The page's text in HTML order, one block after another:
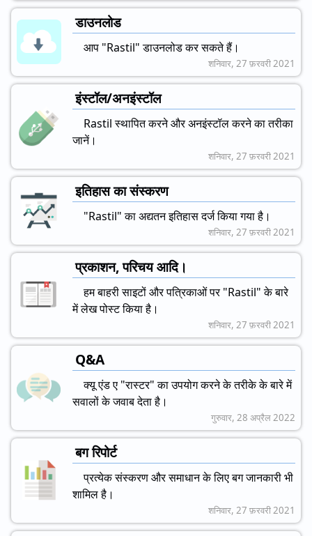
डाउनलोड
आप "Rastil" डाउनलोड कर सकते हैं।
शनिवार, 27 फ़रवरी 2021
इंस्टॉल/अनइंस्टॉल
Rastil स्थापित करने और अनइंस्टॉल करने का तरीका
जानें।
शनिवार, 27 फ़रवरी 2021
इतिहास का संस्करण
"Rastil" का अद्यतन इतिहास दर्ज किया गया है।
शनिवार, 27 फ़रवरी 2021
प्रकाशन, परिचय आदि।
हम बाहरी साइटों और पत्रिकाओं पर "Rastil" के बारे
में लेख पोस्ट किया है।
शनिवार, 27 फ़रवरी 2021
Q&A
क्यू एंड ए "रास्टर" का उपयोग करने के तरीके के बारे में
सवालों के जवाब देता है।
गुरुवार, 28 अप्रैल 2022
बग रिपोर्ट
प्रत्येक संस्करण और समाधान के लिए बग जानकारी भी
शामिल है।
शनिवार, 27 फ़रवरी 2021